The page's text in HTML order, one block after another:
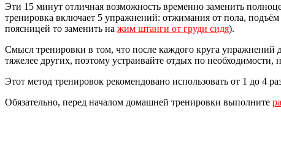
Эти 15 минут отличная возможность временно заменить
тренировка включает 5 упражнений: отжимания от пола,
поясницей то заменить на жим штанги от груди сидя).
Смысл тренировки в том, что после каждого круга упражнений
тяжелее других, поэтому устраивайте отдых по
Этот метод тренировок рекомендовано использовать от 1 до 4
Обязательно, перед началом домашней тренировки выполните